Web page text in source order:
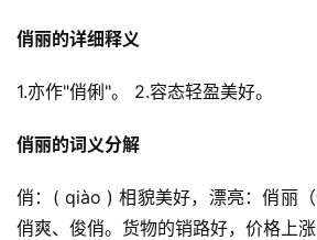
俏丽的详细释义
1.亦作"俏俐"。 2.容态轻盈美好。
俏丽的词义分解
俏：( qiào ) 相貌美好，漂亮：俏丽（
俏爽、俊俏。货物的销路好，价格上涨